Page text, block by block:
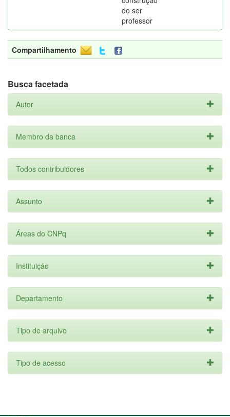
do ser
professor
Compartilhamento
Busca facetada
Autor
Membro da banca
Todos contribuidores
Assunto
Áreas do CNPq
Instituição
Departamento
Tipo de arquivo
Tipo de acesso